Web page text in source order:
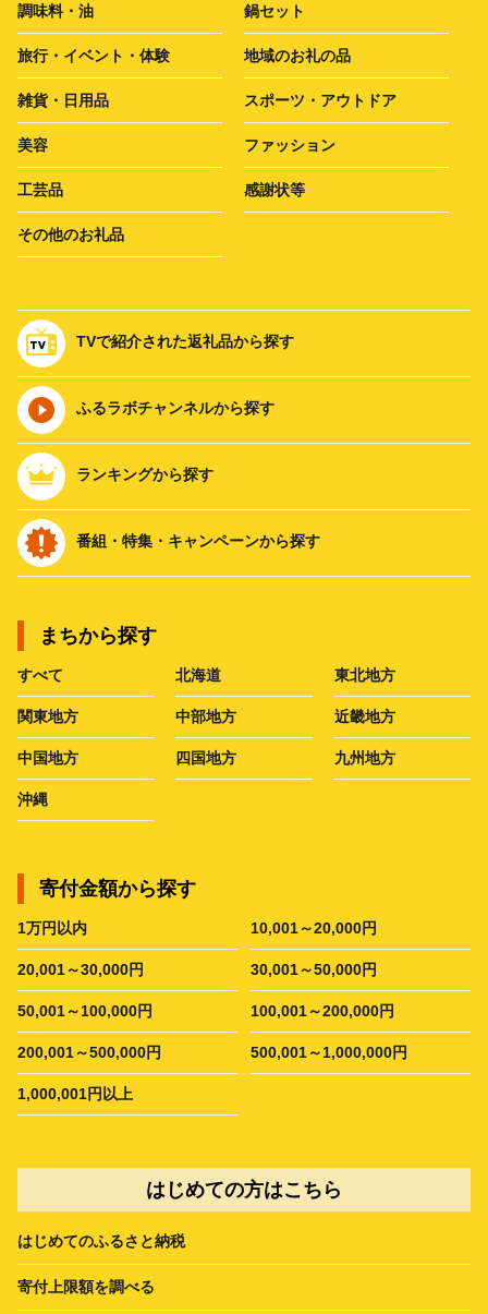
調味料・油 鍋セット
旅行・イベント・体験 地域のお礼の品
雑貨・日用品 スポーツ・アウトドア
美容 ファッション
工芸品 感謝状等
その他のお礼品
TVで紹介された返礼品から探す
ふるラボチャンネルから探す
ランキングから探す
番組・特集・キャンペーンから探す
まちから探す
すべて 北海道 東北地方
関東地方 中部地方 近畿地方
中国地方 四国地方 九州地方
沖縄
寄付金額から探す
1万円以内 10,001～20,000円
20,001～30,000円 30,001～50,000円
50,001～100,000円 100,001～200,000円
200,001～500,000円 500,001～1,000,000円
1,000,001円以上
はじめての方はこちら
はじめてのふるさと納税
寄付上限額を調べる